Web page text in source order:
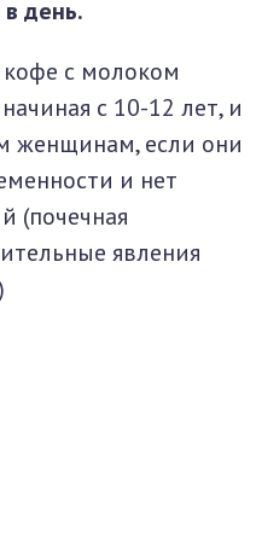
день.
с молоком
с 10-12 лет, и
женщинам, если они
и нет
(почечная
явления